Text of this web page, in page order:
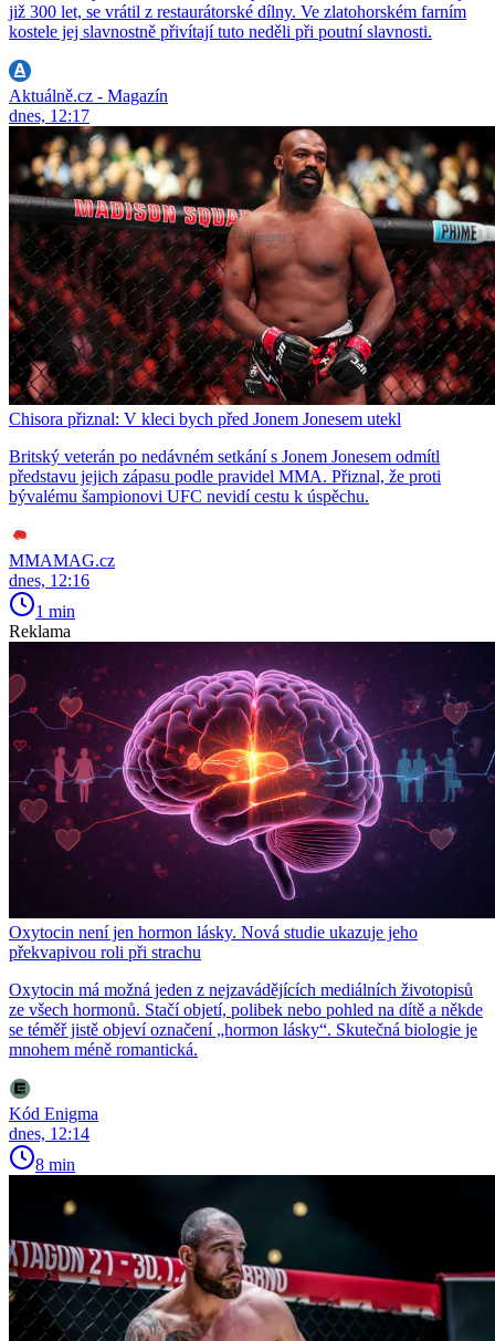
již 300 let, se vrátil z restaurátorské dílny. Ve zlatohorském farním
kostele jej slavnostně přivítají tuto neděli při poutní slavnosti.
Aktuálně.cz - Magazín
dnes, 12:17
Chisora přiznal: V kleci bych před Jonem Jonesem utekl
Britský veterán po nedávném setkání s Jonem Jonesem odmítl
představu jejich zápasu podle pravidel MMA. Přiznal, že proti
bývalému šampionovi UFC nevidí cestu k úspěchu.
MMAMAG.cz
dnes, 12:16
1 min
Reklama
Oxytocin není jen hormon lásky. Nová studie ukazuje jeho
překvapivou roli při strachu
Oxytocin má možná jeden z nejzavádějících mediálních životopisů
ze všech hormonů. Stačí objetí, polibek nebo pohled na dítě a někde
se téměř jistě objeví označení „hormon lásky“. Skutečná biologie je
mnohem méně romantická.
Kód Enigma
dnes, 12:14
8 min